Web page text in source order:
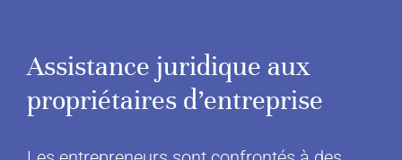
Assistance juridique aux
propriétaires d’entreprise